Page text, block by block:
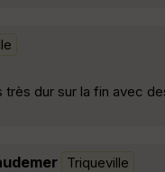
dur sur la fin avec
Triqueville